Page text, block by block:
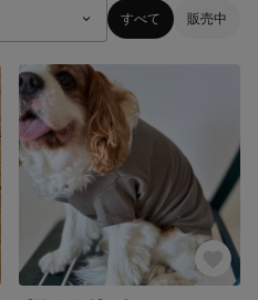
すべて 販売中